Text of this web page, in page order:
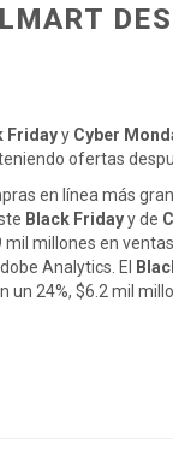
Fridayy Cyber
ofertas
en línea más
Black Fridayy de
mil millones en
Analytics. El
un 24%, $6.2 mil